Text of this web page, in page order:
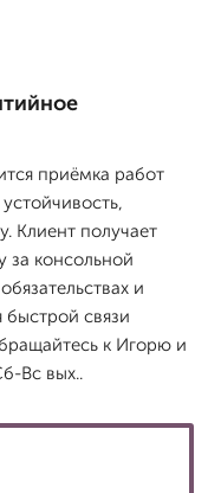
приёмка работ
Клиент получает
за консольной
и
связи
к Игорю и
Вс вых..